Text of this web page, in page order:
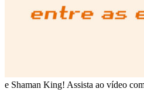
e Shaman King! Assista ao vídeo